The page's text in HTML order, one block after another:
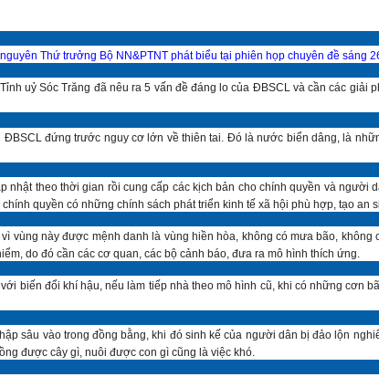
Thứ trưởng Bộ NN&PTNT phát biểu tại phiên họp chuyên đề sáng
uỷ Sóc Trăng đã nêu ra 5 vấn đề đáng lo của ĐBSCL và cần các giải
đứng trước nguy cơ lớn về thiên tai. Đó là nước biển dâng, là
theo thời gian rồi cung cấp các kịch bản cho chính quyền và người
quyền có những chính sách phát triển kinh tế xã hội phù hợp, tạo an
này được mệnh danh là vùng hiền hòa, không có mưa bão,
do đó cần các cơ quan, các bộ cảnh báo, đưa ra mô hình thích ứng.
biến đổi khí hậu, nếu làm tiếp nhà theo mô hình cũ, khi có những cơn
sâu vào trong đồng bằng, khi đó sinh kế của người dân bị đảo lộn
được cây gì, nuôi được con gì cũng là việc khó.